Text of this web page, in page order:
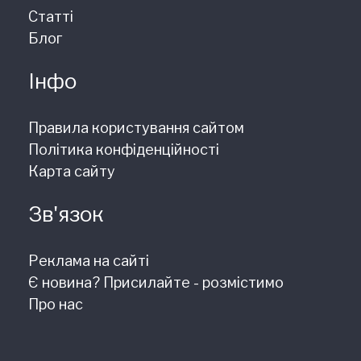
Статті
Блог
Інфо
Правила користування сайтом
Політика конфіденційності
Карта сайту
Зв'язок
Реклама на сайті
Є новина? Присилайте - розмістимо
Про нас